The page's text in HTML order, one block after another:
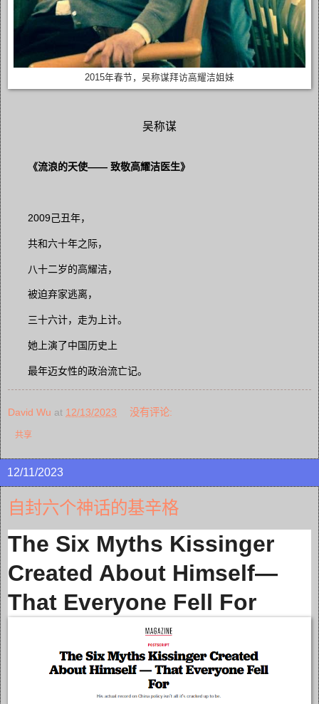
2015年春节，吴称谋拜访高耀洁姐妹
吴称谋
《流浪的天使—— 致敬高耀洁医生》
2009己丑年，
共和六十年之际，
八十二岁的高耀洁，
被迫弃家逃离，
三十六计，走为上计。
她上演了中国历史上
最年迈女性的政治流亡记。
David Wu at 12/13/2023 没有评论:
共享
12/11/2023
自封六个神话的基辛格
The Six Myths Kissinger
Created About Himself—
That Everyone Fell For